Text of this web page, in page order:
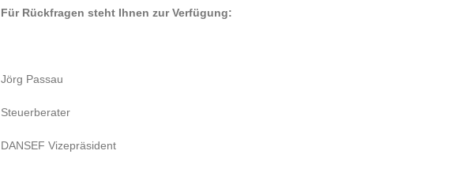
Für Rückfragen steht Ihnen zur Verfügung:
Jörg Passau
Steuerberater
DANSEF Vizepräsident